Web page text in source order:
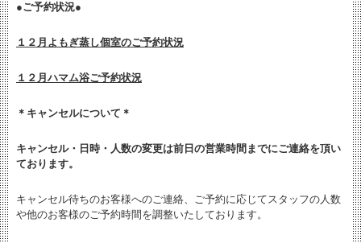
●ご予約状況●
１２月よもぎ蒸し個室のご予約状況
１２月ハマム浴ご予約状況
＊キャンセルについて＊
キャンセル・日時・人数の変更は前日の営業時間までにご連絡を頂い
ております。
キャンセル待ちのお客様へのご連絡、ご予約に応じてスタッフの人数
や他のお客様のご予約時間を調整いたしております。